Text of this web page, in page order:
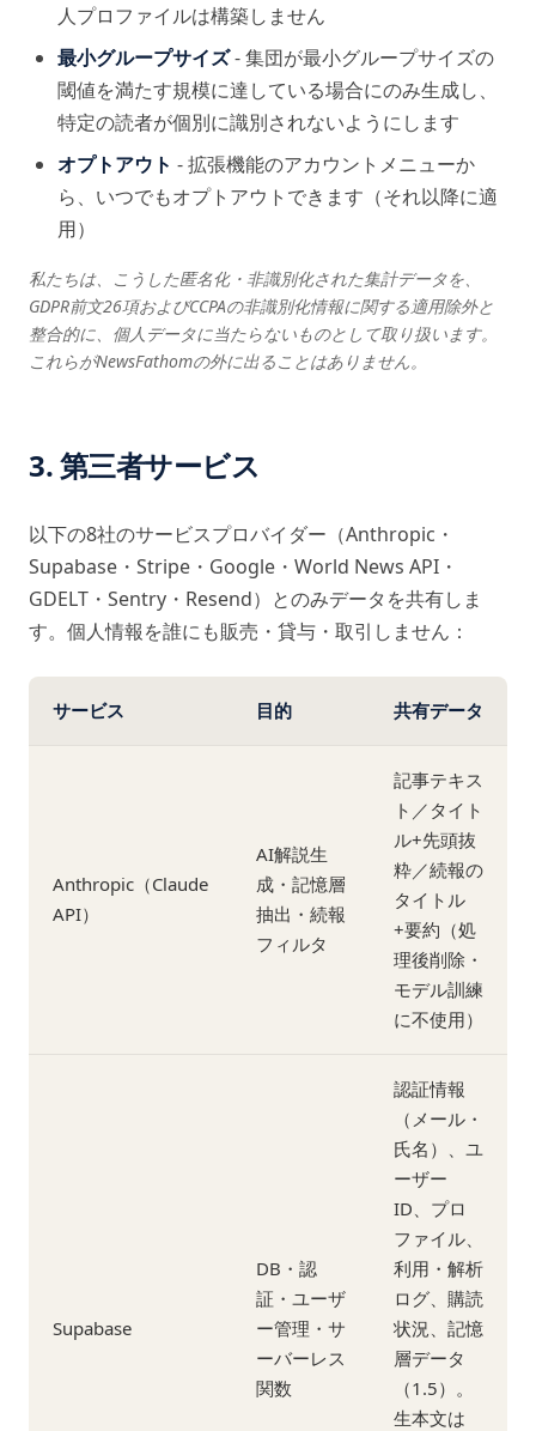
人プロファイルは構築しません
最小グループサイズ- 集団が最小グループサイズの
閾値を満たす規模に達している場合にのみ生成し、
特定の読者が個別に識別されないようにします
オプトアウト - 拡張機能のアカウントメニューか
ら、いつでもオプトアウトできます（それ以降に適
用）
私たちは、こうした匿名化・非識別化された集計データを、
GDPR前文26項およびCCPAの非識別化情報に関する適用除外と
整合的に、個人データに当たらないものとして取り扱います。
これらがNewsFathomの外に出ることはありません。
3. 第三者サービス
以下の8社のサービスプロバイダー（Anthropic・
Supabase・Stripe・Google・World News API・
GDELT・Sentry・Resend）とのみデータを共有しま
す。個人情報を誰にも販売・貸与・取引しません：
サービス 目的 共有データ
Anthropic（Claude
API）
AI解説生
成・記憶層
抽出・続報
フィルタ
記事テキス
ト／タイト
ル+先頭抜
粋／続報の
タイトル
+要約（処
理後削除・
モデル訓練
に不使用）
Supabase
DB・認
証・ユーザ
ー管理・サ
ーバーレス
関数
認証情報
（メール・
氏名）、ユ
ーザー
ID、プロ
ファイル、
利用・解析
ログ、購読
状況、記憶
層データ
（1.5）。
生本文は